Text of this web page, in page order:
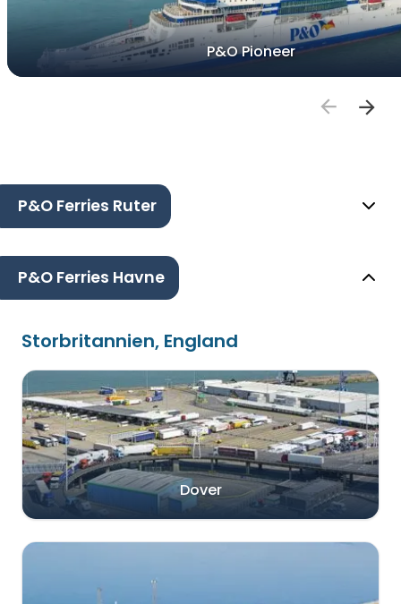
P&O Pioneer
P&O Ferries Ruter
P&O Ferries Havne
Storbritannien, England
Dover